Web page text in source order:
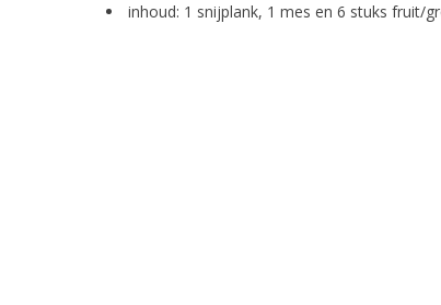
inhoud: 1 snijplank, 1 mes en 6 stuks fruit/